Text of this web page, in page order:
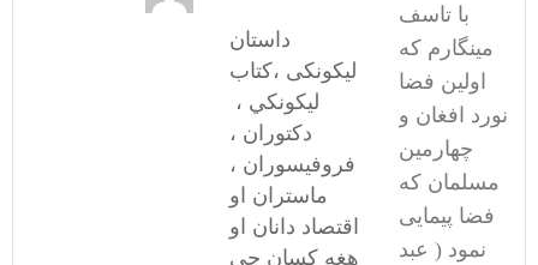
داستان
لیکونکی ،کتاب
لیکونکي ،
دکتوران ،
فروفیسوران ،
ماستران او
اقتصاد دانان او
هغه کسان چې
با تاسف
مینگارم که
اولین فضا
نورد افغان و
چهارمین
مسلمان که
فضا پیمایی
نمود ( عبد